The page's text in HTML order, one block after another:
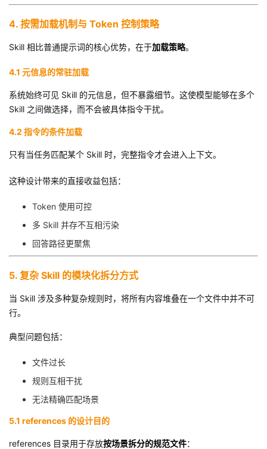
4. 按需加载机制与 Token 控制策略
Skill 相比普通提示词的核心优势，在于加载策略。
4.1 元信息的常驻加载
系统始终可见 Skill 的元信息，但不暴露细节。这使模型能够在多个
Skill 之间做选择，而不会被具体指令干扰。
4.2 指令的条件加载
只有当任务匹配某个 Skill 时，完整指令才会进入上下文。
这种设计带来的直接收益包括：
Token 使用可控
多 Skill 并存不互相污染
回答路径更聚焦
5. 复杂 Skill 的模块化拆分方式
当 Skill 涉及多种复杂规则时，将所有内容堆叠在一个文件中并不可
行。
典型问题包括：
文件过长
规则互相干扰
无法精确匹配场景
5.1 references 的设计目的
references 目录用于存放按场景拆分的规范文件：